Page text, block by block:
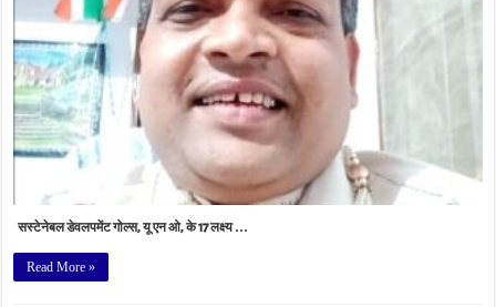
सस्टेनेबल डेवलपमेंट गोल्स, यू एन ओ, के 17 लक्ष्य …
Read More »